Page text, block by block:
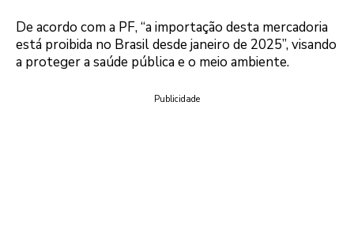
De acordo com a PF, “a importação desta mercadoria
está proibida no Brasil desde janeiro de 2025”, visando
a proteger a saúde pública e o meio ambiente.
Publicidade